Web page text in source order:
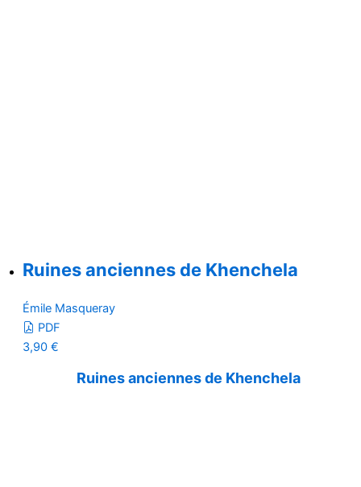
Ruines anciennes de Khenchela
Émile Masqueray
PDF
3,90 €
Ruines anciennes de Khenchela